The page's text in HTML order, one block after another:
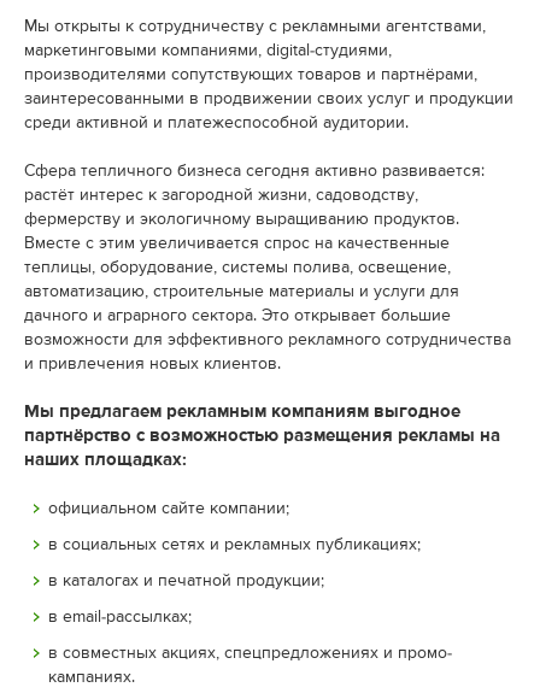
Мы открыты к сотрудничеству с рекламными агентствами,
маркетинговыми компаниями, digital-студиями,
производителями сопутствующих товаров и партнёрами,
заинтересованными в продвижении своих услуг и продукции
среди активной и платежеспособной аудитории.
Сфера тепличного бизнеса сегодня активно развивается:
растёт интерес к загородной жизни, садоводству,
фермерству и экологичному выращиванию продуктов.
Вместе с этим увеличивается спрос на качественные
теплицы, оборудование, системы полива, освещение,
автоматизацию, строительные материалы и услуги для
дачного и аграрного сектора. Это открывает большие
возможности для эффективного рекламного сотрудничества
и привлечения новых клиентов.
Мы предлагаем рекламным компаниям выгодное
партнёрство с возможностью размещения рекламы на
наших площадках:
официальном сайте компании;
в социальных сетях и рекламных публикациях;
в каталогах и печатной продукции;
в email-рассылках;
в совместных акциях, спецпредложениях и промо-
кампаниях.